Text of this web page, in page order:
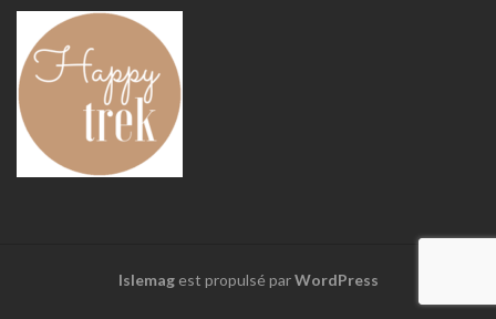
Islemagest propulsé parWordPress